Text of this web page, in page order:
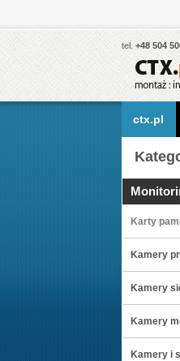
tel. +48 504
ctx.pl
Karty
Kamery
Kamery
Kamery
Kamery i